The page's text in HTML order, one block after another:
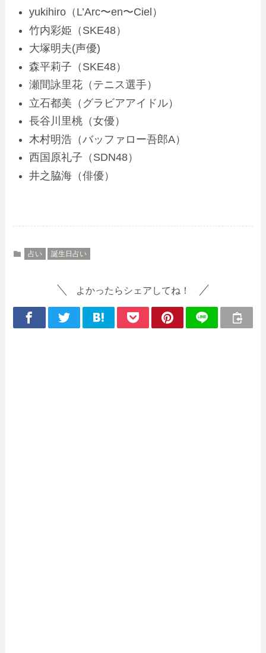
yukihiro（L’Arc〜en〜Ciel）
竹内彩姫（SKE48）
大塚明夫(声優)
森平莉子（SKE48）
瀬間詠里花（テニス選手）
立石都美（グラビアアイドル）
長谷川里桃（女優）
木村明浩（バッファロー吾郎A）
西国原礼子（SDN48）
井之脇海（俳優）
占い 誕生日占い
よかったらシェアしてね！